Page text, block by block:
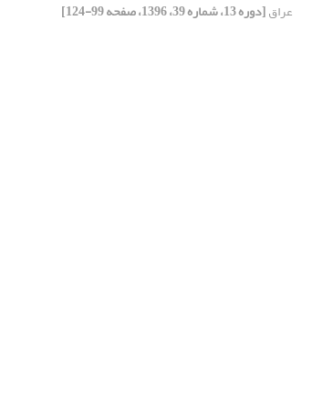
عراق[دوره 13، شماره 39، 1396، صفحه 99-124]